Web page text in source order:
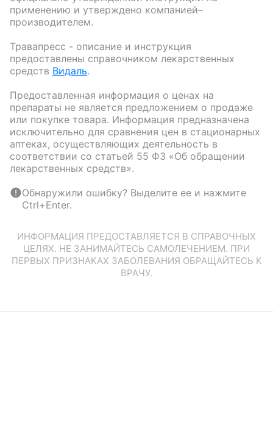
применению и утверждено компанией–
производителем.
Травапресс - описание и инструкция
предоставлены справочником лекарственных
средств Видаль.
Предоставленная информация о ценах на
препараты не является предложением о продаже
или покупке товара. Информация предназначена
исключительно для сравнения цен в стационарных
аптеках, осуществляющих деятельность в
соответствии со статьей 55 ФЗ «Об обращении
лекарственных средств».
Обнаружили ошибку? Выделите ее и нажмите
Ctrl+Enter.
ИНФОРМАЦИЯ ПРЕДОСТАВЛЯЕТСЯ В СПРАВОЧНЫХ
ЦЕЛЯХ. НЕ ЗАНИМАЙТЕСЬ САМОЛЕЧЕНИЕМ. ПРИ
ПЕРВЫХ ПРИЗНАКАХ ЗАБОЛЕВАНИЯ ОБРАЩАЙТЕСЬ К
ВРАЧУ.